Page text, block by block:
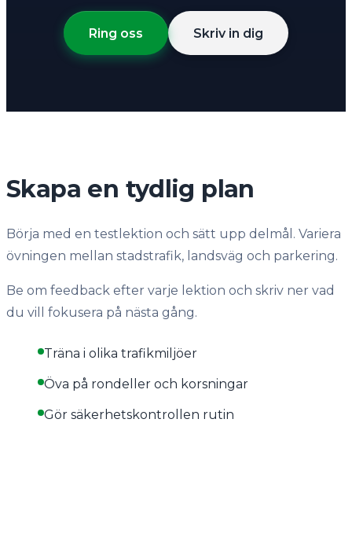
Ring oss Skriv in dig
Skapa en tydlig plan
Börja med en testlektion och sätt upp delmål. Variera
övningen mellan stadstrafik, landsväg och parkering.
Be om feedback efter varje lektion och skriv ner vad
du vill fokusera på nästa gång.
Träna i olika trafikmiljöer
Öva på rondeller och korsningar
Gör säkerhetskontrollen rutin